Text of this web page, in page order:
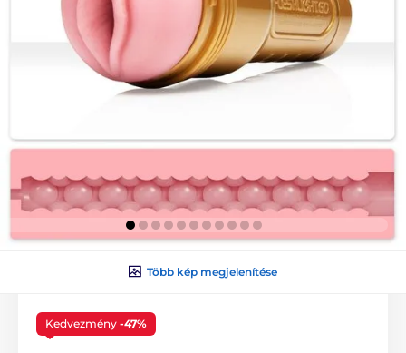
Több kép megjelenítése
Kedvezmény -47%